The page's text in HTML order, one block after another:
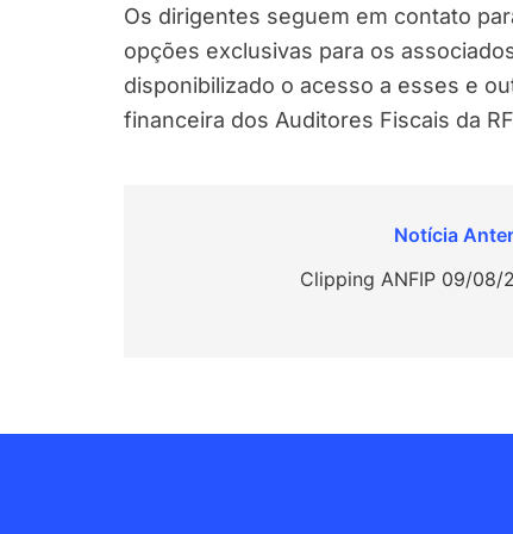
Os dirigentes seguem em contato
opções exclusivas para os
disponibilizado o acesso a esses e
financeira dos Auditores Fiscais da
Clipping ANFIP 09/08/